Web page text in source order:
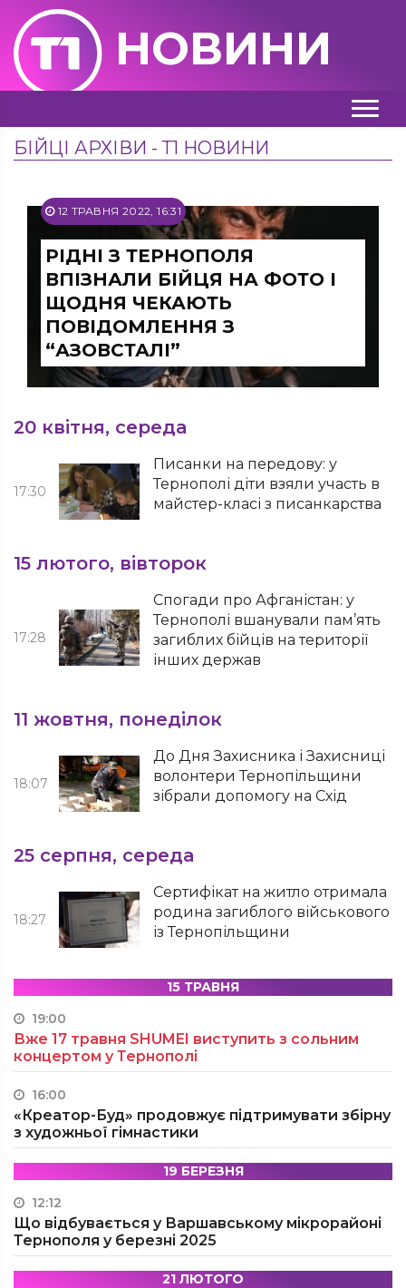
НОВИНИ
БІЙЦІ АРХІВИ - Т1 НОВИНИ
12 ТРАВНЯ 2022, 16:31
РІДНІ З ТЕРНОПОЛЯ
ВПІЗНАЛИ БІЙЦЯ НА ФОТО І
ЩОДНЯ ЧЕКАЮТЬ
ПОВІДОМЛЕННЯ З
“АЗОВСТАЛІ”
20 квітня, середа
17:30
Писанки на передову: у
Тернополі діти взяли участь в
майстер-класі з писанкарства
15 лютого, вівторок
17:28
Спогади про Афганістан: у
Тернополі вшанували пам’ять
загиблих бійців на території
інших держав
11 жовтня, понеділок
18:07
До Дня Захисника і Захисниці
волонтери Тернопільщини
зібрали допомогу на Схід
25 серпня, середа
18:27
Сертифікат на житло отримала
родина загиблого військового
із Тернопільщини
15 ТРАВНЯ
19:00
Вже 17 травня SHUMEI виступить з сольним
концертом у Тернополі
16:00
«Креатор-Буд» продовжує підтримувати збірну
з художньої гімнастики
19 БЕРЕЗНЯ
12:12
Що відбувається у Варшавському мікрорайоні
Тернополя у березні 2025
21 ЛЮТОГО